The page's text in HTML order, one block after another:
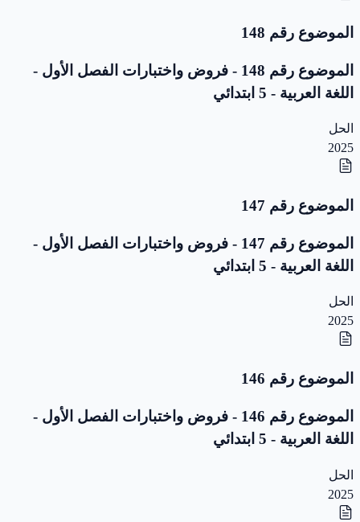
الموضوع رقم 148
الموضوع رقم 148 - فروض واختبارات الفصل الأول -
اللغة العربية - 5 ابتدائي
الحل
2025
الموضوع رقم 147
الموضوع رقم 147 - فروض واختبارات الفصل الأول -
اللغة العربية - 5 ابتدائي
الحل
2025
الموضوع رقم 146
الموضوع رقم 146 - فروض واختبارات الفصل الأول -
اللغة العربية - 5 ابتدائي
الحل
2025